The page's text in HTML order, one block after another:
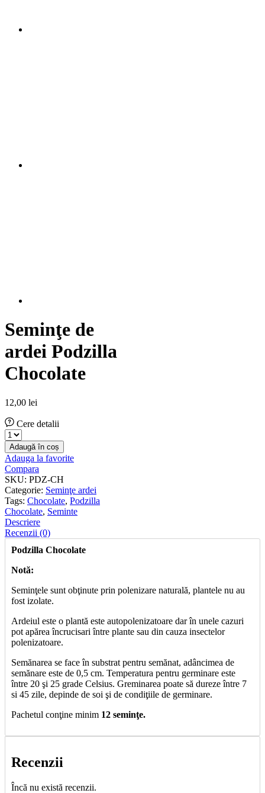
Seminţe de
ardei Podzilla
Chocolate
12,00 lei
Cere detalii
Seminţe
de
ardei
Podzilla
Chocolate
cantitate
Adaugă în coș
Adauga la favorite
Compara
SKU: PDZ-CH
Categorie: Seminţe ardei
Tags: Chocolate, Podzilla
Chocolate, Seminte
Descriere
Recenzii (0)
Podzilla Chocolate
Notă:
Seminţele sunt obţinute prin polenizare naturală, plantele nu au
fost izolate.
Ardeiul este o plantă este autopolenizatoare dar în unele cazuri
pot apărea încrucisari între plante sau din cauza insectelor
polenizatoare.
Semănarea se face în substrat pentru semănat, adâncimea de
semănare este de 0,5 cm. Temperatura pentru germinare este
între 20 şi 25 grade Celsius. Greminarea poate să dureze între 7
si 45 zile, depinde de soi şi de condiţiile de germinare.
Pachetul conţine minim 12 seminţe.
Recenzii
Încă nu există recenzii.